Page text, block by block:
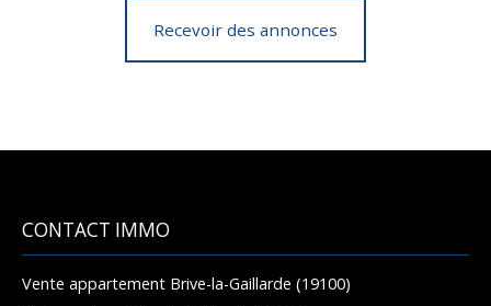
Recevoir des annonces
CONTACT IMMO
Vente appartement Brive-la-Gaillarde (19100)